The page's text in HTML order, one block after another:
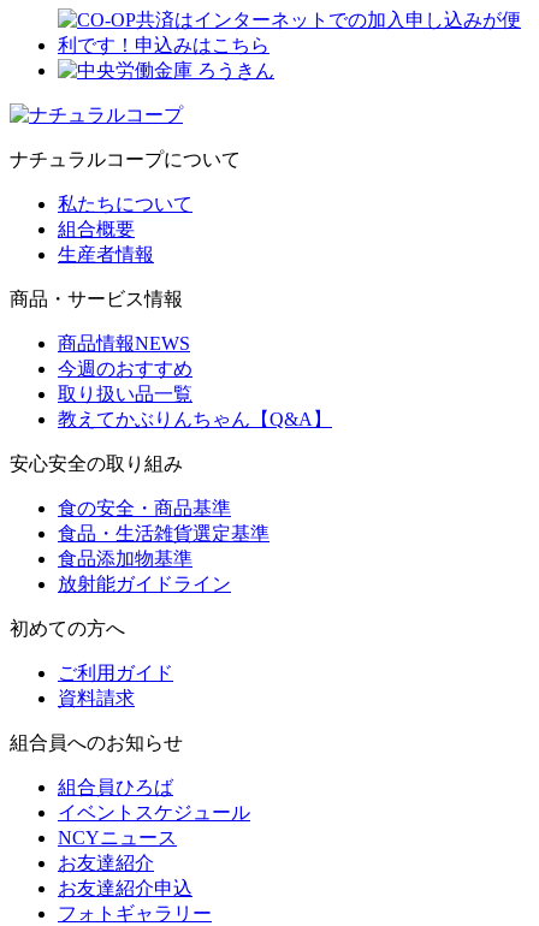
ナチュラルコープについて
私たちについて
組合概要
生産者情報
商品・サービス情報
商品情報NEWS
今週のおすすめ
取り扱い品一覧
教えてかぶりんちゃん【Q&A】
安心安全の取り組み
食の安全・商品基準
食品・生活雑貨選定基準
食品添加物基準
放射能ガイドライン
初めての方へ
ご利用ガイド
資料請求
組合員へのお知らせ
組合員ひろば
イベントスケジュール
NCYニュース
お友達紹介
お友達紹介申込
フォトギャラリー